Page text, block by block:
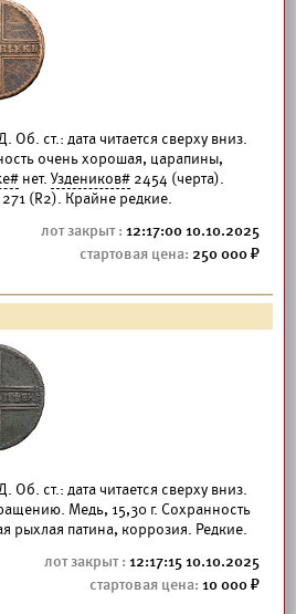
Об. ст.: дата читается сверху вниз.
очень хорошая, царапины,
нет. Уздеников# 2454 (черта).
271 (R2). Крайне редкие.
12:17:00 10.10.2025
250 000
Об. ст.: дата читается сверху вниз.
Медь, 15,30 г. Сохранность
рыхлая патина, коррозия. Редкие.
12:17:15 10.10.2025
10 000